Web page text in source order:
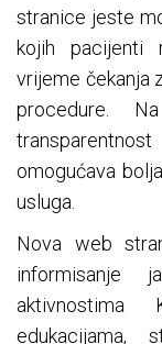
stranice jeste
kojih pacijenti
vrijeme čekanja
procedure.
omogućava
usluga.
Nova web
informisanje
aktivnostima
edukacijama,